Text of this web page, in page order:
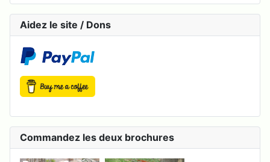
Aidez le site / Dons
Commandez les deux brochures